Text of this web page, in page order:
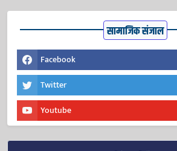
सामाजिक संजाल
Facebook
Twitter
Youtube